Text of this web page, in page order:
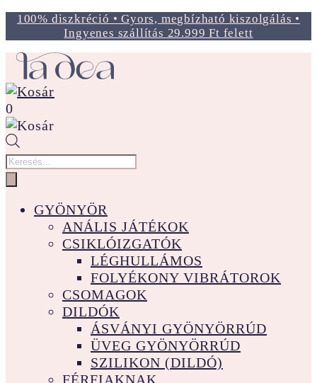
100% diszkréció • Gyors, megbízható kiszolgálás •
Ingyenes szállítás 29.999 Ft felett
0
Products
search
GYÖNYÖR
ANÁLIS JÁTÉKOK
CSIKLÓIZGATÓK
LÉGHULLÁMOS
FOLYÉKONY VIBRÁTOROK
CSOMAGOK
DILDÓK
ÁSVÁNYI GYÖNYÖRRÚD
ÜVEG GYÖNYÖRRÚD
SZILIKON (DILDÓ)
FÉRFIAKNAK